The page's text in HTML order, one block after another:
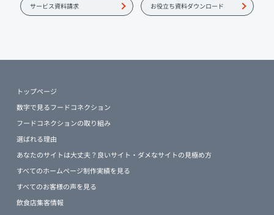
サービス資料請求 お役立ち資料ダウンロード
トップページ
数字で見るフードコネクション
フードコネクションの取り組み
選ばれる理由
あなたのサイトは大丈夫？良いサイト・ダメなサイトの見極め方
すべてのホームページ制作実績を見る
すべてのお客様の声を見る
飲食店集客情報